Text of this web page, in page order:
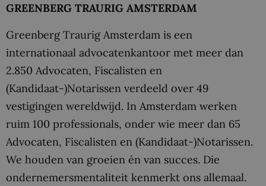
GREENBERG TRAURIG AMSTERDAM
Greenberg Traurig Amsterdam is een
internationaal advocatenkantoor met meer dan
2.850 Advocaten, Fiscalisten en
(Kandidaat-)Notarissen verdeeld over 49
vestigingen wereldwijd. In Amsterdam werken
ruim 100 professionals, onder wie meer dan 65
Advocaten, Fiscalisten en (Kandidaat-)Notarissen.
We houden van groeien én van succes. Die
ondernemersmentaliteit kenmerkt ons allemaal.